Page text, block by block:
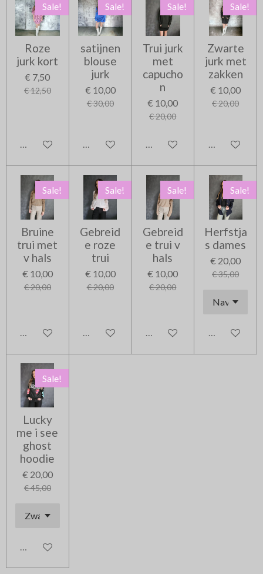
Sale!
Roze
jurk kort
€ 7,50
€ 12,50
In winkelwagen
Sale!
satijnen
blouse
jurk
€ 10,00
€ 30,00
In winkelwagen
Sale!
Trui jurk
met
capucho
n
€ 10,00
€ 20,00
In winkelwagen
Sale!
Zwarte
jurk met
zakken
€ 10,00
€ 20,00
In
Sale!
Bruine
trui met
v hals
€ 10,00
€ 20,00
In winkelwagen
Sale!
Gebreid
e roze
trui
€ 10,00
€ 20,00
In winkelwagen
Sale!
Gebreid
e trui v
hals
€ 10,00
€ 20,00
In winkelwagen
Sale!
Herfstja
s dames
€ 20,00
€ 35,00
In
Sale!
Lucky
me i see
ghost
hoodie
€ 20,00
€ 45,00
In winkelwagen